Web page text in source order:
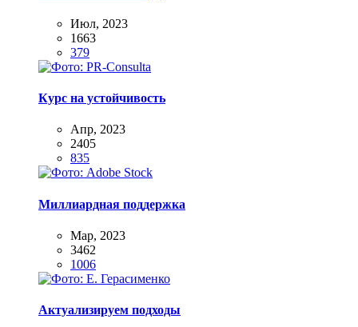
Июл, 2023
1663
379
Курс на устойчивость
Апр, 2023
2405
835
Миллиардная поддержка
Мар, 2023
3462
1006
Актуализируем подходы